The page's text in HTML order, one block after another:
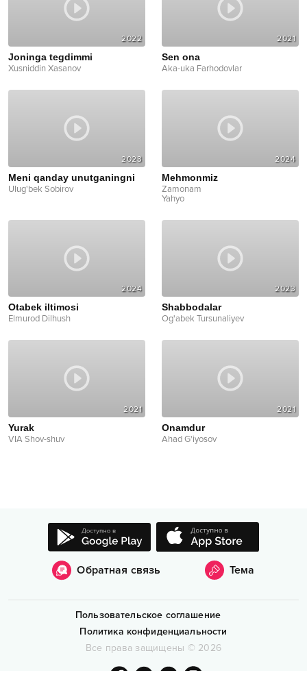
2022
Joninga tegdimmi
Xusniddin Xasanov
2021
Sen ona
Aka-uka Farhodovlar
2023
Meni qanday unutganingni
Ulug'bek Sobirov
2024
Mehmonmiz
Zamonam
Yahyo
2024
Otabek iltimosi
Elmurod Dilhush
2023
Shabbodalar
Og'abek Tursunaliyev
2021
Yurak
VIA Shov-shuv
2021
Onamdur
Ahad G'iyosov
Обратная связь Тема
Пользовательское соглашение
Политика конфиденциальности
Все права защищены © 2026